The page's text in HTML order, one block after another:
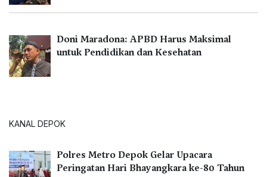
Doni Maradona: APBD Harus Maksimal
untuk Pendidikan dan Kesehatan
KANAL DEPOK
Polres Metro Depok Gelar Upacara
Peringatan Hari Bhayangkara ke-80 Tahun